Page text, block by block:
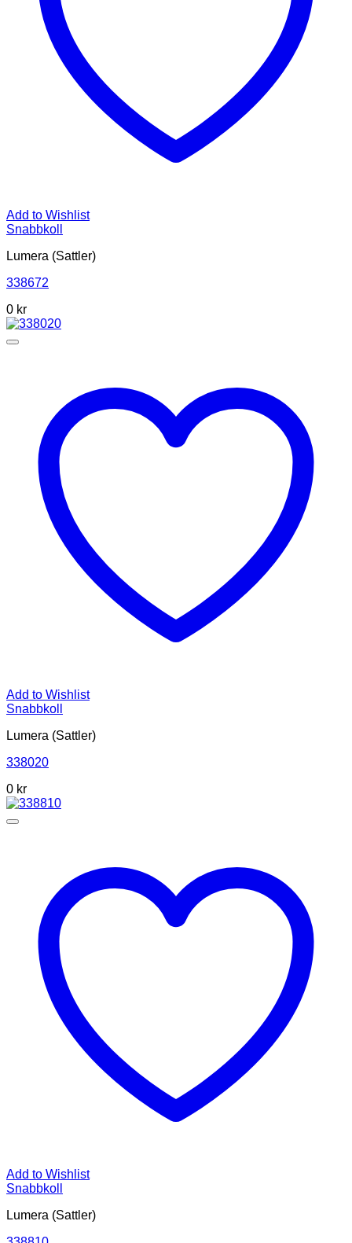
Add to Wishlist
Snabbkoll
Lumera (Sattler)
338672
0 kr
Add to Wishlist
Snabbkoll
Lumera (Sattler)
338020
0 kr
Add to Wishlist
Snabbkoll
Lumera (Sattler)